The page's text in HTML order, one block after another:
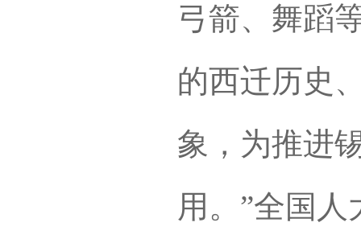
弓箭、舞蹈
的西迁历史
象，为推进
用。”全国